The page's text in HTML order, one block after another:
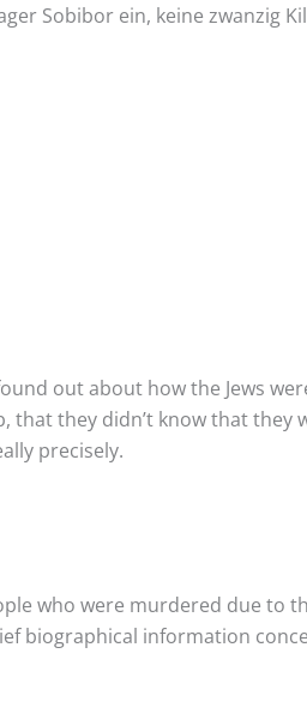
Sobibor ein, keine zwanzig
out about how the Jews
that they didn’t know that they
precisely.
who were murdered due to
biographical information